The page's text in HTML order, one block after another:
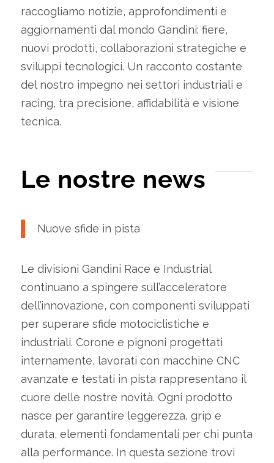
raccogliamo notizie, approfondimenti e
aggiornamenti dal mondo Gandini: fiere,
nuovi prodotti, collaborazioni strategiche e
sviluppi tecnologici. Un racconto costante
del nostro impegno nei settori industriali e
racing, tra precisione, affidabilità e visione
tecnica.
Le nostre news
Nuove sfide in pista
Le divisioni Gandini Race e Industrial
continuano a spingere sull’acceleratore
dell’innovazione, con componenti sviluppati
per superare sfide motociclistiche e
industriali. Corone e pignoni progettati
internamente, lavorati con macchine CNC
avanzate e testati in pista rappresentano il
cuore delle nostre novità. Ogni prodotto
nasce per garantire leggerezza, grip e
durata, elementi fondamentali per chi punta
alla performance. In questa sezione trovi